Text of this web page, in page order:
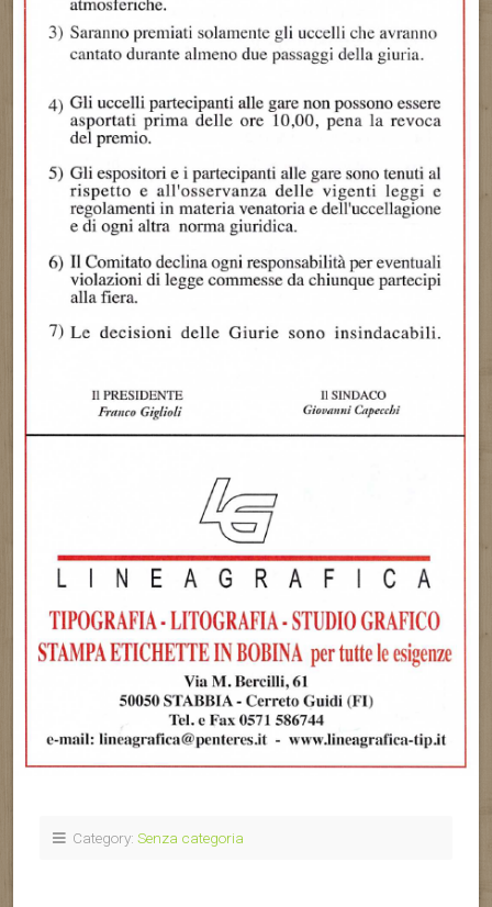
Category: Senza categoria